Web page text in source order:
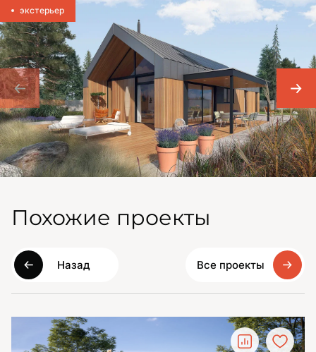
экстерьер
Похожие проекты
Назад Все проекты